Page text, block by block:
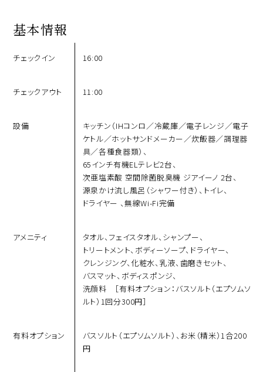
基本情報
チェックイン 16:00
チェックアウト 11:00
設備
キッチン（IHコンロ／冷蔵庫／電子レンジ／電子
ケトル／ホットサンドメーカー／炊飯器／調理器
具／各種⾷器類）、
65インチ有機ELテレビ2台、
次亜塩素酸 空間除菌脱臭機 ジアイーノ 2台、
源泉かけ流し風呂（シャワー付き）、 トイレ、
ドライヤー 、無線Wi-Fi完備
アメニティ タオル、 フェイスタオル、 シャンプー、
トリートメント、 ボディーソープ、 ドライヤー、
クレンジング、化粧⽔、 乳液、 ⻭磨きセット、
バスマット、 ボディスポンジ、
洗顔料 ［有料オプション：バスソルト（エプソムソ
ルト）1回分300円］
有料オプション
バスソルト（エプソムソルト）、お⽶（精⽶）1合200
円